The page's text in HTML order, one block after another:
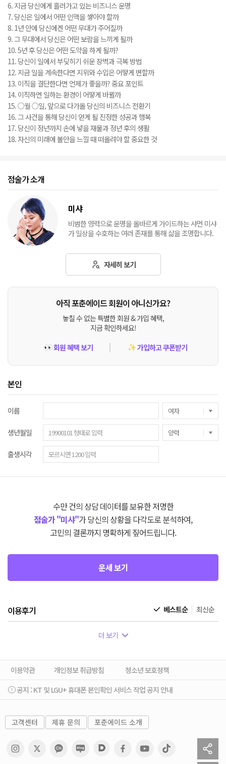
6. 지금 당신에게 흘러가고 있는 비즈니스 운명
7. 당신은 일에서 어떤 인맥을 쌓아야 할까
8. 1년 안에 당신에겐 어떤 무대가 주어질까
9. 그 무대에서 당신은 어떤 보람을 느끼게 될까
10. 5년 후 당신은 어떤 도약을 하게 될까?
11. 당신이 일에서 부딪히기 쉬운 장벽과 극복 방법
12. 지금 일을 계속한다면 지위와 수입은 어떻게 변할까
13. 이직을 결단한다면 언제가 좋을까? 중요 포인트
14. 이직하면 일하는 환경이 어떻게 바뀔까
15. ○월 ○일, 앞으로 다가올 당신의 비즈니스 전환기
16. 그 사건을 통해 당신이 얻게 될 진정한 성공과 행복
17. 당신이 정년까지 손에 넣을 재물과 정년 후의 생활
18. 자신의 미래에 불안을 느낄 때 떠올려야 할 중요한 것
점술가 소개
미샤
비범한 영력으로 운명을 올바르게 가이드하는 샤먼 미샤
가 일상을 수호하는 여러 존재를 통해 삶을 조명합니다.
자세히 보기
아직 포춘에이드 회원이 아니신가요?
놓칠 수 없는 특별한 회원 & 가입 혜택,
지금 확인하세요!
👀회원 혜택 보기 ✨가입하고 쿠폰받기
본인
이름
생년월일
출생시각
수만 건의 상담 데이터를 보유한 저명한
점술가 "미샤"가 당신의 상황을 다각도로 분석하여,
고민의 결론까지 명확하게 짚어드립니다.
운세 보기
이용후기 베스트순 최신순
더 보기
이용약관 개인정보 취급방침
청소년 보호정책
공지 : KT 및 LGU+ 휴대폰 본인확인 서비스 작업 공지 안내
고객센터 제휴 문의 포춘에이드 소개